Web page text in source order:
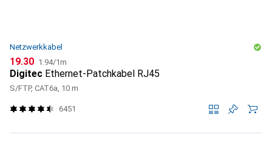
Netzwerkkabel
CHF
19.30 CHF
1.94/1m
Digitec Ethernet-Patchkabel RJ45
S/FTP, CAT6a, 10 m
6451